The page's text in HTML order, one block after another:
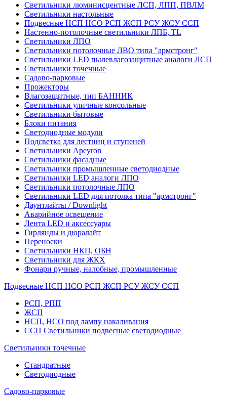
Светильники люминисцентные ЛСП, ЛПП, ПВЛМ
Светильники настольные
Подвесные НСП НСО РСП ЖСП РСУ ЖСУ ССП
Настенно-потолочные светильники ЛПБ, TL
Светильники ЛПО
Светильники потолочные ЛВО типа "армстронг"
Светильники LED пылевлагозащитные аналоги ЛСП
Светильники точечные
Садово-парковые
Прожекторы
Влагозащитные, тип БАННИК
Светильники уличные консольные
Светильники бытовые
Блоки питания
Светодиодные модули
Подсветка для лестниц и ступеней
Светильники Apeyron
Светильники фасадные
Светильники промышленные светодиодные
Светильники LED аналоги ЛПО
Светильники потолочные ЛПО
Светильники LED для потолка типа "армстронг"
Даунтлайты / Downlight
Аварийное освещение
Лента LED и аксессуары
Гирлянды и дюралайт
Переноски
Светильники НКП, ОБН
Светильники для ЖКХ
Фонари ручные, налобные, промышленные
Подвесные НСП НСО РСП ЖСП РСУ ЖСУ ССП
РСП, РПП
ЖСП
НСП, НСО под лампу накаливания
ССП Светильники подвесные светодиодные
Светильники точечные
Стандратные
Светодиодные
Садово-парковые